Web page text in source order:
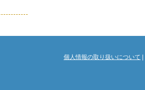
個人情報の取り扱いについて